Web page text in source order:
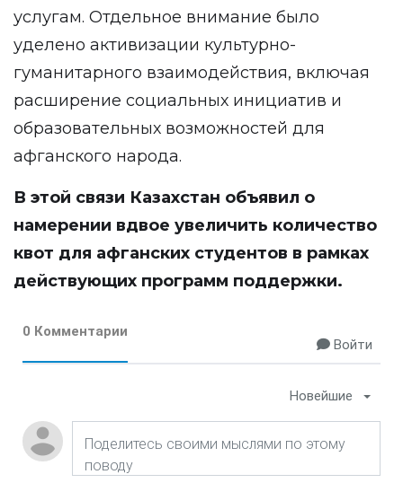
услугам. Отдельное внимание было
уделено активизации культурно-
гуманитарного взаимодействия, включая
расширение социальных инициатив и
образовательных возможностей для
афганского народа.
В этой связи Казахстан объявил о
намерении вдвое увеличить количество
квот для афганских студентов в рамках
действующих программ поддержки.
0 Комментарии
Войти
Новейшие